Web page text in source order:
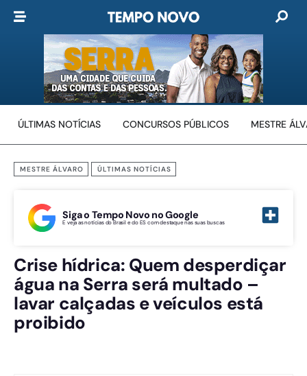
ÚLTIMAS NOTÍCIAS CONCURSOS PÚBLICOS MESTRE
MESTRE ÁLVARO ÚLTIMAS NOTÍCIAS
Siga o Tempo Novo no Google
E veja as notícias do Brasil e do ES com destaque nas suas buscas
Crise hídrica: Quem desperdiçar
água na Serra será multado –
lavar calçadas e veículos está
proibido